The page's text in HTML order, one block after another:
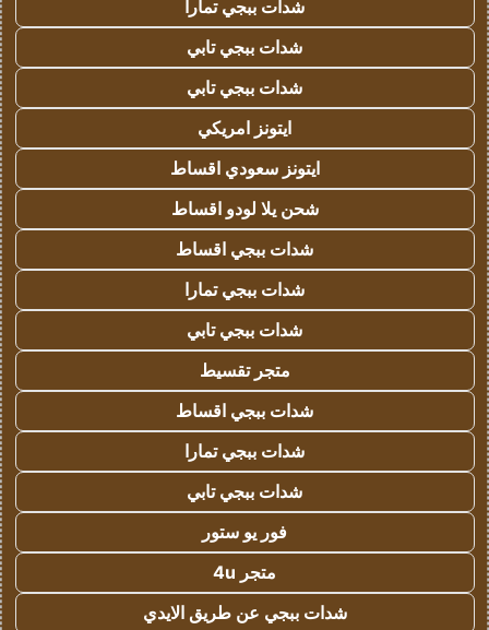
شدات ببجي تمارا
شدات ببجي تابي
شدات ببجي تابي
ايتونز امريكي
ايتونز سعودي اقساط
شحن يلا لودو اقساط
شدات ببجي اقساط
شدات ببجي تمارا
شدات ببجي تابي
متجر تقسيط
شدات ببجي اقساط
شدات ببجي تمارا
شدات ببجي تابي
فور يو ستور
متجر 4u
شدات ببجي عن طريق الايدي